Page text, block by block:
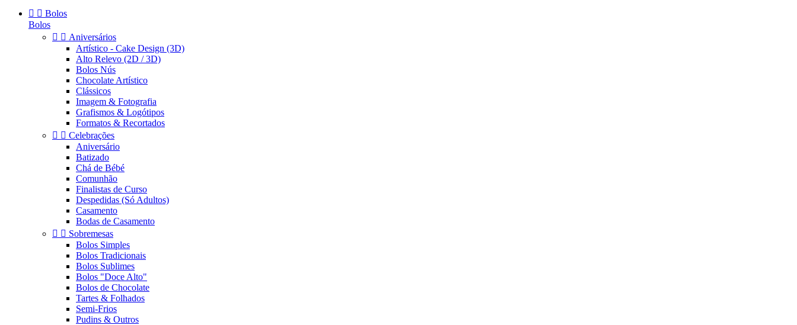
  Bolos
Bolos
  Aniversários
Artístico - Cake Design (3D)
Alto Relevo (2D / 3D)
Bolos Nús
Chocolate Artístico
Clássicos
Imagem & Fotografia
Grafismos & Logótipos
Formatos & Recortados
  Celebrações
Aniversário
Batizado
Chá de Bébé
Comunhão
Finalistas de Curso
Despedidas (Só Adultos)
Casamento
Bodas de Casamento
  Sobremesas
Bolos Simples
Bolos Tradicionais
Bolos Sublimes
Bolos "Doce Alto"
Bolos de Chocolate
Tartes & Folhados
Semi-Frios
Pudins & Outros